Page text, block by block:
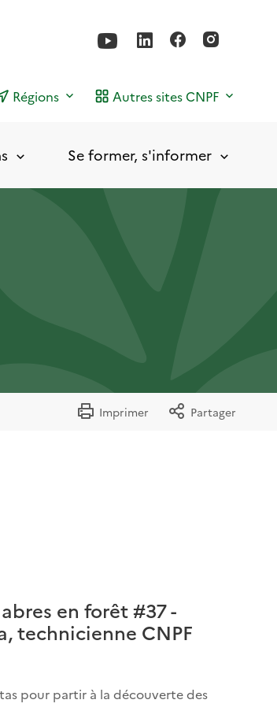
Régions Autres sites CNPF
Se former, s'informer
Imprimer Partager
en forêt #37 -
technicienne CNPF
pour partir à la découverte des